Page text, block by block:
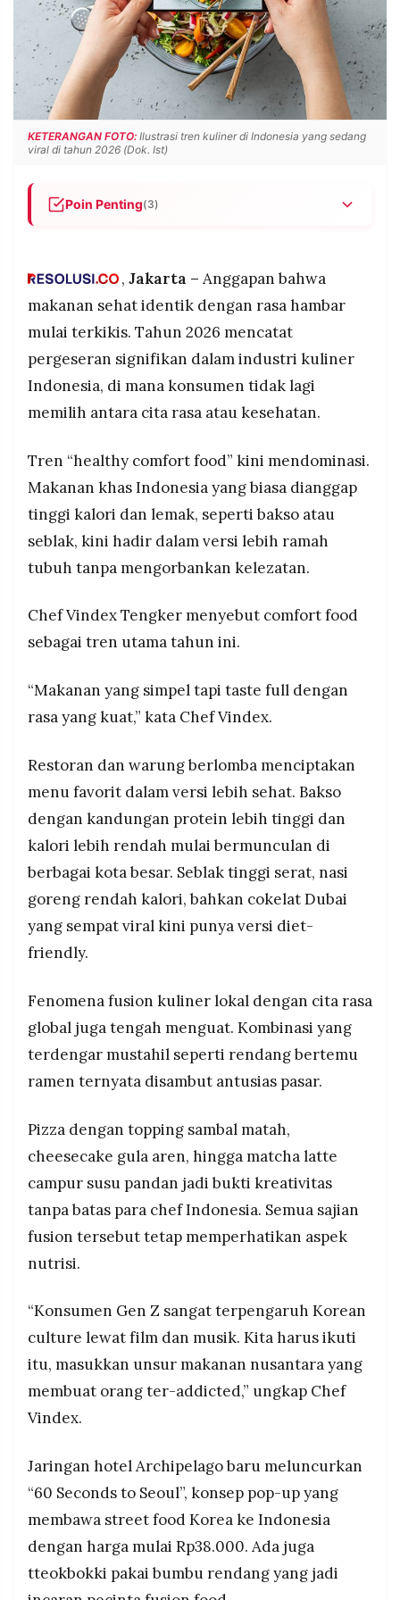
POLICY WARGA
INFORMASI
IKLAN
KIRIM
TULISAN
PENGADUAN TERM
OF
SERVICE
IKUTI
KAMI
PT.
MEDIA
PRAMUDITA
©
-
PT.
KETERANGAN FOTO: Ilustrasi tren kuliner di Indonesia yang sedang
viral di tahun 2026 (Dok. Ist)
Poin Penting(3)
bakso dan seblak hadir dalam versi lebih sehat
dan pizza sambal matah jadi favorit, didorong
pengaruh budaya Korea pada konsumen Gen Z
Cloud kitchen, plant-based food, dan minuman
fungsional berkembang pesat seiring perubahan
, Jakarta – Anggapan bahwa
makanan sehat identik dengan rasa hambar
mulai terkikis. Tahun 2026 mencatat
pergeseran signifikan dalam industri kuliner
Indonesia, di mana konsumen tidak lagi
memilih antara cita rasa atau kesehatan.
Tren “healthy comfort food” kini mendominasi.
Makanan khas Indonesia yang biasa dianggap
tinggi kalori dan lemak, seperti bakso atau
seblak, kini hadir dalam versi lebih ramah
tubuh tanpa mengorbankan kelezatan.
Chef Vindex Tengker menyebut comfort food
sebagai tren utama tahun ini.
“Makanan yang simpel tapi taste full dengan
rasa yang kuat,” kata Chef Vindex.
Restoran dan warung berlomba menciptakan
menu favorit dalam versi lebih sehat. Bakso
dengan kandungan protein lebih tinggi dan
kalori lebih rendah mulai bermunculan di
berbagai kota besar. Seblak tinggi serat, nasi
goreng rendah kalori, bahkan cokelat Dubai
yang sempat viral kini punya versi diet-
friendly.
Fenomena fusion kuliner lokal dengan cita rasa
global juga tengah menguat. Kombinasi yang
terdengar mustahil seperti rendang bertemu
ramen ternyata disambut antusias pasar.
Pizza dengan topping sambal matah,
cheesecake gula aren, hingga matcha latte
campur susu pandan jadi bukti kreativitas
tanpa batas para chef Indonesia. Semua sajian
fusion tersebut tetap memperhatikan aspek
nutrisi.
“Konsumen Gen Z sangat terpengaruh Korean
culture lewat film dan musik. Kita harus ikuti
itu, masukkan unsur makanan nusantara yang
membuat orang ter-addicted,” ungkap Chef
Vindex.
Jaringan hotel Archipelago baru meluncurkan
“60 Seconds to Seoul”, konsep pop-up yang
membawa street food Korea ke Indonesia
dengan harga mulai Rp38.000. Ada juga
tteokbokki pakai bumbu rendang yang jadi